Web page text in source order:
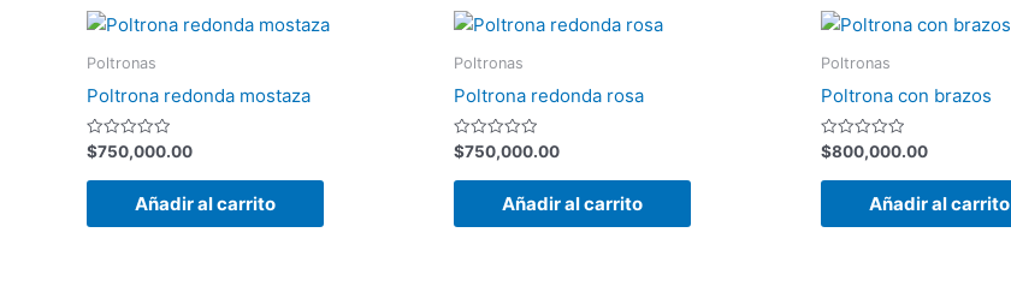
Poltronas
Poltrona redonda mostaza
Valorado
con
0
$750,000.00
Añadir al carrito
Poltronas
Poltrona redonda rosa
Valorado
con
0
$750,000.00
Añadir al carrito
Poltronas
Poltrona con brazos
Valorado
con
0
$800,000.00
Añadir al carrito